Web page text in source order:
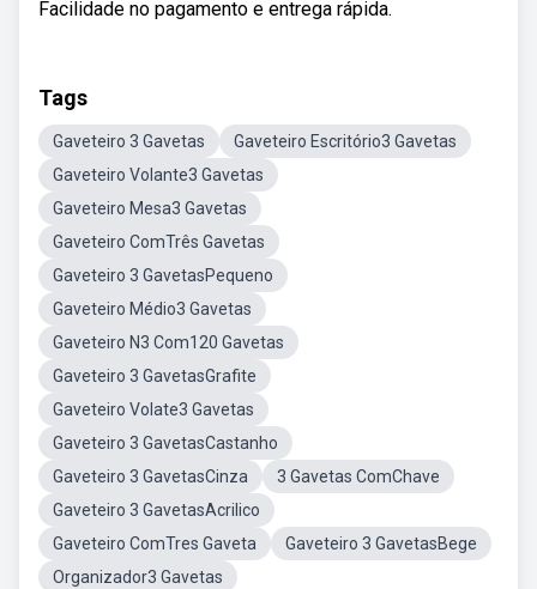
Facilidade no pagamento e entrega rápida.
Tags
Gaveteiro 3 Gavetas
Gaveteiro Escritório3 Gavetas
Gaveteiro Volante3 Gavetas
Gaveteiro Mesa3 Gavetas
Gaveteiro ComTrês Gavetas
Gaveteiro 3 GavetasPequeno
Gaveteiro Médio3 Gavetas
Gaveteiro N3 Com120 Gavetas
Gaveteiro 3 GavetasGrafite
Gaveteiro Volate3 Gavetas
Gaveteiro 3 GavetasCastanho
Gaveteiro 3 GavetasCinza
3 Gavetas ComChave
Gaveteiro 3 GavetasAcrilico
Gaveteiro ComTres Gaveta
Gaveteiro 3 GavetasBege
Organizador3 Gavetas